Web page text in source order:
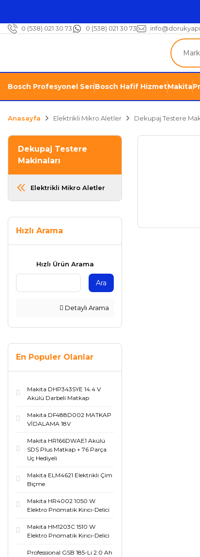
0 (538) 021 30 73 0 (538) 021 30 73
Bosch Profesyonel SeriBosch Hafif HizmetMakita
Anasayfa Elektrikli Mikro Aletler Dekupaj Testere
Dekupaj Testere
Makinaları
Elektrikli Mikro Aletler
Hızlı Arama
Hızlı Ürün Arama
Ara
Detaylı Arama
En Populer Olanlar
Makita DHP343SYE 14.4 V
Akülü Darbeli Matkap
Makita DF488D002 MATKAP
VİDALAMA 18V
Makita HR166DWAE1 Akülü
SDS Plus Matkap + 76 Parça
Uç Hediyeli
Makita ELM4621 Elektrikli Çim
Biçme
Makita HR4002 1050 W
Elektro Pnömatik Kırıcı-Delici
Makita HM1203C 1510 W
Elektro Pnömatik Kırıcı-Delici
Professional GSB 185-Li 2.0 Ah